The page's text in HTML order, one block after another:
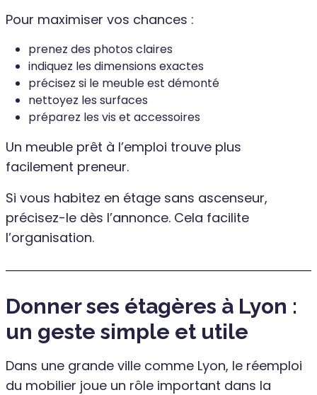
Pour maximiser vos chances :
prenez des photos claires
indiquez les dimensions exactes
précisez si le meuble est démonté
nettoyez les surfaces
préparez les vis et accessoires
Un meuble prêt à l’emploi trouve plus
facilement preneur.
Si vous habitez en étage sans ascenseur,
précisez-le dès l’annonce. Cela facilite
l’organisation.
Donner ses étagères à Lyon :
un geste simple et utile
Dans une grande ville comme Lyon, le réemploi
du mobilier joue un rôle important dans la